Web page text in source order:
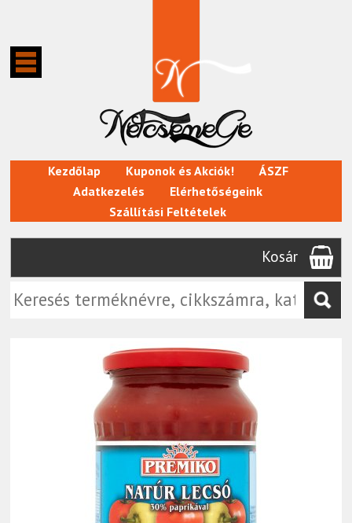
Kezdőlap Kuponok és Akciók!
ÁSZF
Adatkezelés
Elérhetőségeink
Szállítási Feltételek
Kosár